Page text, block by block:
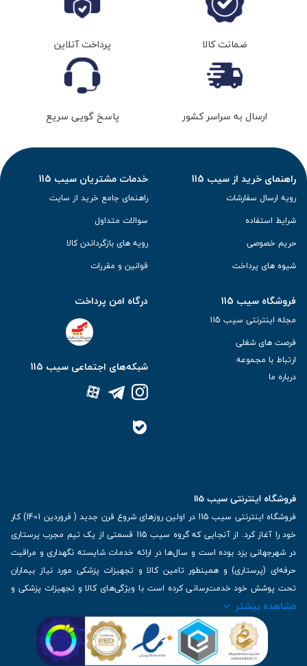
ضمانت کالا پرداخت آنلاین
ارسال به سراسر کشور پاسخ گویی سریع
راهنمای خرید از سیب 115
رویه ارسال سفارشات
شرایط استفاده
حریم خصوصی
شیوه های پرداخت
خدمات مشتریان سیب 115
راهنمای جامع خرید از سایت
سوالات متداول
رویه های بازگرداندن کالا
قوانین و مقررات
فروشگاه سیب 115
مجله اینترنتی سیب 115
فرصت های شغلی
ارتباط با مجموعه
درباره ما
درگاه امن پرداخت
شبکه‌های اجتماعی سیب 115
فروشگاه اینترنتی سیب 115
فروشگاه اینترنتی سیب 115 در اولین روزهای شروع قرن جدید ( فروردین 1401) کار
خود را آغاز کرد. از آنجایی که گروه سیب 115 قسمتی از یک تیم مجرب پرستاری
در شهرجهانی یزد بوده است و سال‌ها در ارائه خدمات شایسته نگهداری و مراقبت
حرفه‌ای (پرستاری) و همینطور تامین کالا و تجهیزات پزشکی مورد نیاز بیماران
تحت پوشش خود خدمت‌رسانی کرده است با ویژگی‌های کالا و تجهیزات پزشکی و
برترین برندهای موجود در بازار اطلاعات بسیار ارزشمندی را دارا می‌باشد
| تلفن تماس : 36333383-035 | ایمیل: Info@Sib115.com
مشاهده بیشتر